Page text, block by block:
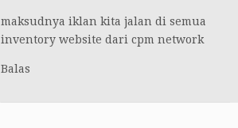
maksudnya iklan kita jalan di semua
inventory website dari cpm network
Balas